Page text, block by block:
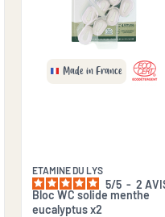
Made in France
ETAMINE DU LYS
5/5 - 2
Bloc WC solide menthe
eucalyptus x2